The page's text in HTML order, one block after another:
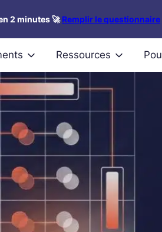
2 minutes 🚀Remplir le questionnaire
Ressources